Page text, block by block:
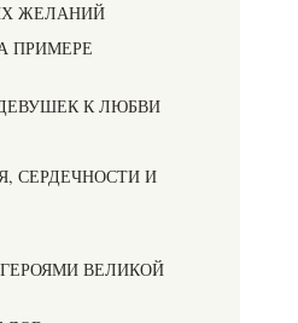
ЖЕЛАНИЙ
ПРИМЕРЕ
К ЛЮБВИ
СЕРДЕЧНОСТИ И
ВЕЛИКОЙ